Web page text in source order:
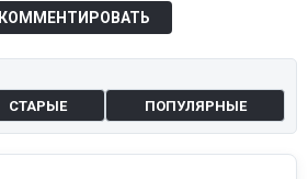
КОММЕНТИРОВАТЬ
СТАРЫЕ ПОПУЛЯРНЫЕ